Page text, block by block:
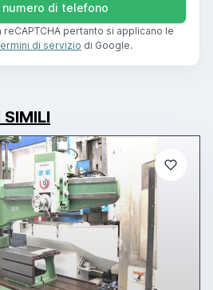
numero di telefono
pertanto si applicano le
di servizio di Google.